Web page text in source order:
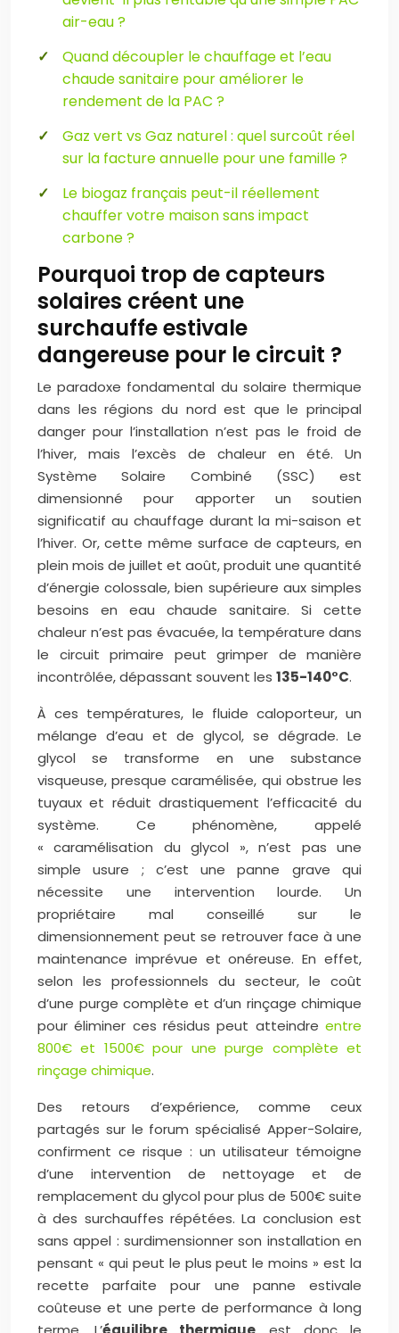
air-eau ?
Quand découpler le chauffage et l’eau
chaude sanitaire pour améliorer le
rendement de la PAC ?
Gaz vert vs Gaz naturel : quel surcoût réel
sur la facture annuelle pour une famille ?
Le biogaz français peut-il réellement
chauffer votre maison sans impact
carbone ?
Pourquoi trop de capteurs
solaires créent une
surchauffe estivale
dangereuse pour le circuit ?
Le paradoxe fondamental du solaire thermique
dans les régions du nord est que le principal
danger pour l’installation n’est pas le froid de
l’hiver, mais l’excès de chaleur en été. Un
Système Solaire Combiné (SSC) est
dimensionné pour apporter un soutien
significatif au chauffage durant la mi-saison et
l’hiver. Or, cette même surface de capteurs, en
plein mois de juillet et août, produit une quantité
d’énergie colossale, bien supérieure aux simples
besoins en eau chaude sanitaire. Si cette
chaleur n’est pas évacuée, la température dans
le circuit primaire peut grimper de manière
incontrôlée, dépassant souvent les 135-140°C.
À ces températures, le fluide caloporteur, un
mélange d’eau et de glycol, se dégrade. Le
glycol se transforme en une substance
visqueuse, presque caramélisée, qui obstrue les
tuyaux et réduit drastiquement l’efficacité du
système. Ce phénomène, appelé
« caramélisation du glycol », n’est pas une
simple usure ; c’est une panne grave qui
nécessite une intervention lourde. Un
propriétaire mal conseillé sur le
dimensionnement peut se retrouver face à une
maintenance imprévue et onéreuse. En effet,
selon les professionnels du secteur, le coût
d’une purge complète et d’un rinçage chimique
pour éliminer ces résidus peut atteindre entre
800€ et 1500€ pour une purge complète et
rinçage chimique.
Des retours d’expérience, comme ceux
partagés sur le forum spécialisé Apper-Solaire,
confirment ce risque : un utilisateur témoigne
d’une intervention de nettoyage et de
remplacement du glycol pour plus de 500€ suite
à des surchauffes répétées. La conclusion est
sans appel : surdimensionner son installation en
pensant « qui peut le plus peut le moins » est la
recette parfaite pour une panne estivale
coûteuse et une perte de performance à long